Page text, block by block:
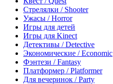
Стрелялки / Shooter
Ужасы / Horror
Игры для детей
Игры для Kinect
Детективы / Detective
Экономические / Economic
Фэнтези / Fantasy
Платформер / Platformer
Для вечеринок / Party